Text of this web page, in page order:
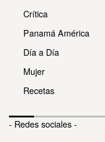
Crítica
Panamá América
Día a Día
Mujer
Recetas
- Redes sociales -